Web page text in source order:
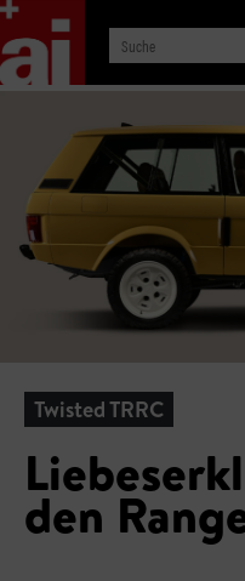
Twisted TRRC
den